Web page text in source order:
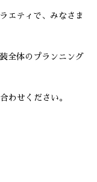
エティで、みなさま
全体のプランニング
せください。